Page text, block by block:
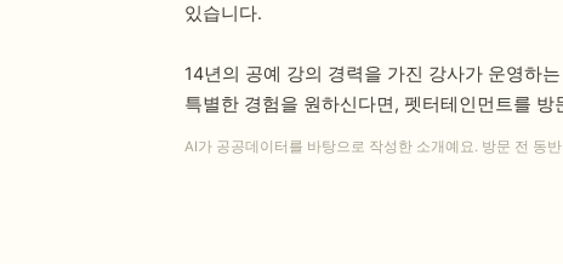
있습니다.
14년의 공예 강의 경력을 가진 강사가 운영하
특별한 경험을 원하신다면, 펫터테인먼트를 방
AI가 공공데이터를 바탕으로 작성한 소개예요. 방문 전 동